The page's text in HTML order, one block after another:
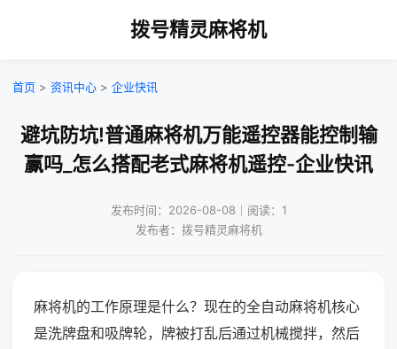
拨号精灵麻将机
首页 > 资讯中心 > 企业快讯
避坑防坑!普通麻将机万能遥控器能控制输
赢吗_怎么搭配老式麻将机遥控-企业快讯
发布时间：2026-08-08｜阅读：1
发布者：拨号精灵麻将机
麻将机的工作原理是什么？现在的全自动麻将机核心
是洗牌盘和吸牌轮，牌被打乱后通过机械搅拌，然后